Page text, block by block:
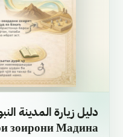
зоирони Мадина